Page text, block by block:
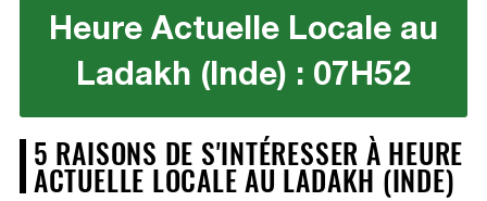
Heure Actuelle Locale au
Ladakh (Inde) : 07H52
5 RAISONS DE S'INTÉRESSER À HEURE
ACTUELLE LOCALE AU LADAKH (INDE)